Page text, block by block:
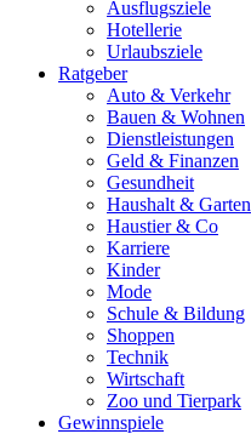
Ausflugsziele
Hotellerie
Urlaubsziele
Ratgeber
Auto & Verkehr
Bauen & Wohnen
Dienstleistungen
Geld & Finanzen
Gesundheit
Haushalt & Garten
Haustier & Co
Karriere
Kinder
Mode
Schule & Bildung
Shoppen
Technik
Wirtschaft
Zoo und Tierpark
Gewinnspiele